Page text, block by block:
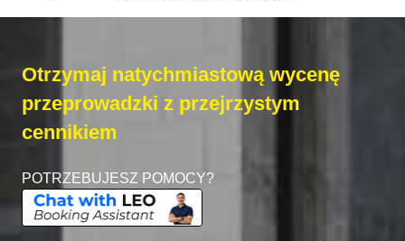
Otrzymaj natychmiastową wycenę
przeprowadzki z przejrzystym
cennikiem
POTRZEBUJESZ POMOCY?